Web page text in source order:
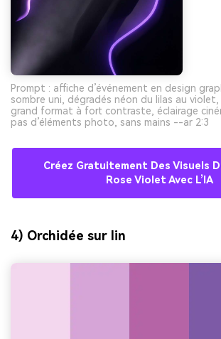
Prompt : affiche d’événement en design
sombre uni, dégradés néon du lilas au
grand format à fort contraste, éclairage
pas d’éléments photo, sans mains --ar 2:3
Créez Gratuitement Des Visuels
Rose Violet Avec L’IA
4) Orchidée sur lin